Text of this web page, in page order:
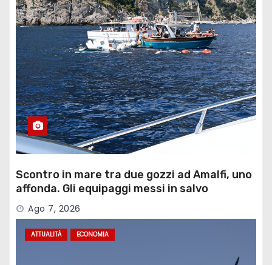
Scontro in mare tra due gozzi ad Amalfi, uno
affonda. Gli equipaggi messi in salvo
Ago 7, 2026
ATTUALITÀ ECONOMIA